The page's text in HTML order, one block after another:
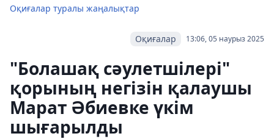
Оқиғалар туралы жаңалықтар
13:06, 05 наурыз 2025
Оқиғалар
"Болашақ сәулетшілері"
қорының негізін қалаушы
Марат Әбиевке үкім
шығарылды